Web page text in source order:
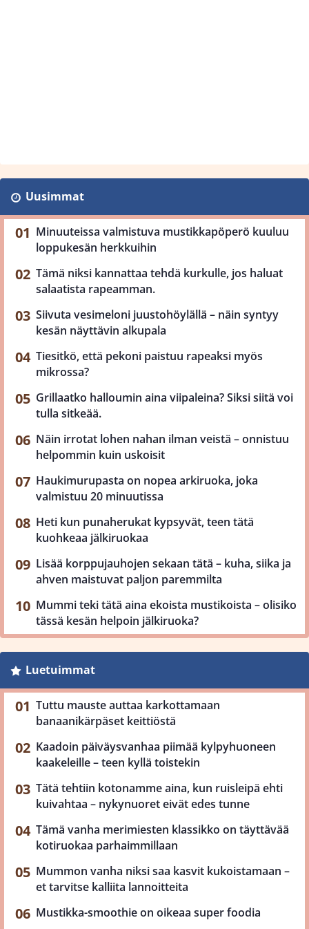
Uusimmat
Minuuteissa valmistuva mustikkapöperö kuuluu
loppukesän herkkuihin
Tämä niksi kannattaa tehdä kurkulle, jos haluat
salaatista rapeamman.
Siivuta vesimeloni juustohöylällä – näin syntyy
kesän näyttävin alkupala
Tiesitkö, että pekoni paistuu rapeaksi myös
mikrossa?
Grillaatko halloumin aina viipaleina? Siksi siitä voi
tulla sitkeää.
Näin irrotat lohen nahan ilman veistä – onnistuu
helpommin kuin uskoisit
Haukimurupasta on nopea arkiruoka, joka
valmistuu 20 minuutissa
Heti kun punaherukat kypsyvät, teen tätä
kuohkeaa jälkiruokaa
Lisää korppujauhojen sekaan tätä – kuha, siika ja
ahven maistuvat paljon paremmilta
Mummi teki tätä aina ekoista mustikoista – olisiko
tässä kesän helpoin jälkiruoka?
Luetuimmat
Tuttu mauste auttaa karkottamaan
banaanikärpäset keittiöstä
Kaadoin päiväysvanhaa piimää kylpyhuoneen
kaakeleille – teen kyllä toistekin
Tätä tehtiin kotonamme aina, kun ruisleipä ehti
kuivahtaa – nykynuoret eivät edes tunne
Tämä vanha merimiesten klassikko on täyttävää
kotiruokaa parhaimmillaan
Mummon vanha niksi saa kasvit kukoistamaan –
et tarvitse kalliita lannoitteita
Mustikka-smoothie on oikeaa super foodia